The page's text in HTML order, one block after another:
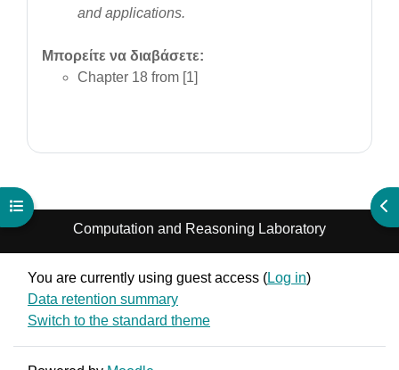
Open course index
and applications.
Μπορείτε να διαβάσετε:
Chapter 18 from [1]
Computation and Reasoning Laboratory
You are currently using guest access (Log in)
Data retention summary
Switch to the standard theme